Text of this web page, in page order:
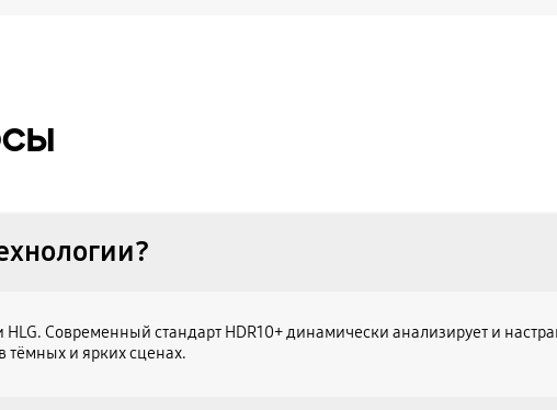
Современный стандарт HDR10+ динамически анализирует и
тёмных и ярких сценах.